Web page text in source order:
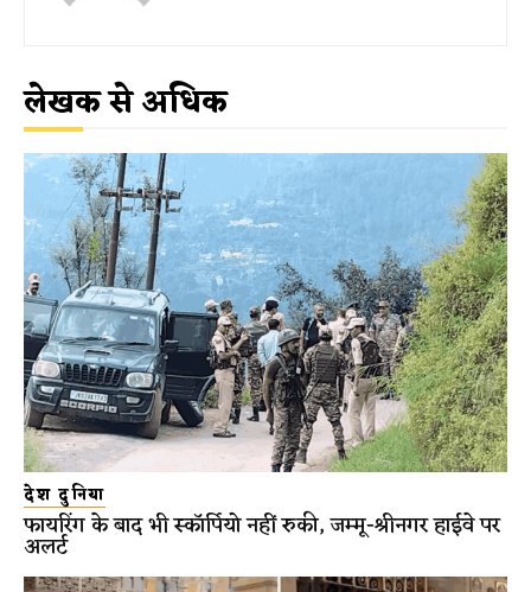
लेखक से अधिक
देश दुनिया
फायरिंग के बाद भी स्कॉर्पियो नहीं रुकी, जम्मू-श्रीनगर हाईवे पर
अलर्ट